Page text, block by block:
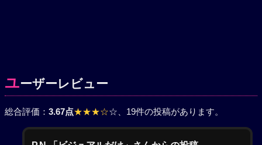
ユーザーレビュー
総合評価： 3.67点★★★☆☆ 、19件の投稿があります。